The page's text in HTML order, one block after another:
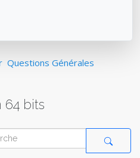
Questions Générales
64 bits